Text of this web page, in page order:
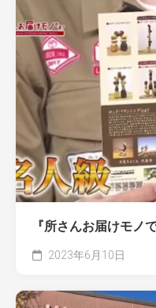
『所さんお届けモノ
2023年6月10日